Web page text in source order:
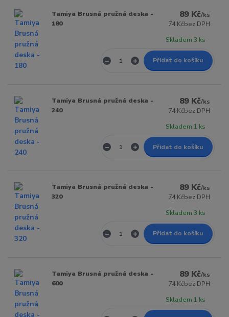
Tamiya Brusná pružná deska -
180
89 Kč/ks
74 Kčbez DPH
Skladem 3 ks
Přidat do košíku
Tamiya Brusná pružná deska -
240
89 Kč/ks
74 Kčbez DPH
Skladem 1 ks
Přidat do košíku
Tamiya Brusná pružná deska -
320
89 Kč/ks
74 Kčbez DPH
Skladem 3 ks
Přidat do košíku
Tamiya Brusná pružná deska -
600
89 Kč/ks
74 Kčbez DPH
Skladem 1 ks